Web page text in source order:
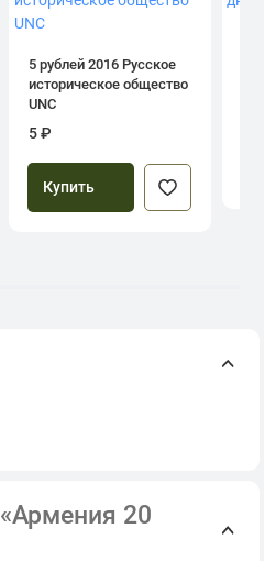
5 рублей 2016 Русское
историческое общество
UNC
5 ₽
Купить
«Армения 20